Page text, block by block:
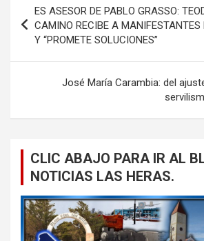
de
entradas
ES ASESOR DE PABLO GRASSO:
CAMINO RECIBE A MANIFESTANTES
Y “PROMETE SOLUCIONES”
José María Carambia: del
CLIC ABAJO PARA IR AL
NOTICIAS LAS HERAS.